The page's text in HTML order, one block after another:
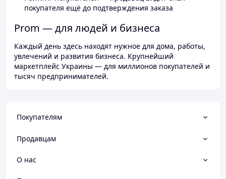
покупателя ещё до подтверждения заказа
Prom — для людей и бизнеса
Каждый день здесь находят нужное для дома, работы,
увлечений и развития бизнеса. Крупнейший
маркетплейс Украины — для миллионов покупателей и
тысяч предпринимателей.
Покупателям
Продавцам
О нас